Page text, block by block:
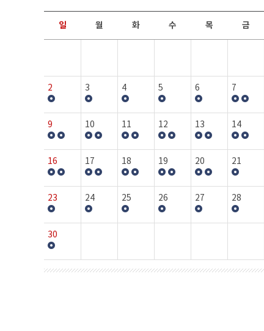
현장실습/IPP사업단
커뮤니티
보도자료
행사갤러리
일 월 화 수 목 금
2 3 4 5 6 7
9 10 11 12 13 14
16 17 18 19 20 21
23 24 25 26 27 28
30